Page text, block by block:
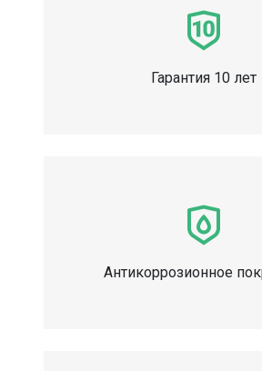
Гарантия 10 лет
Антикоррозионное